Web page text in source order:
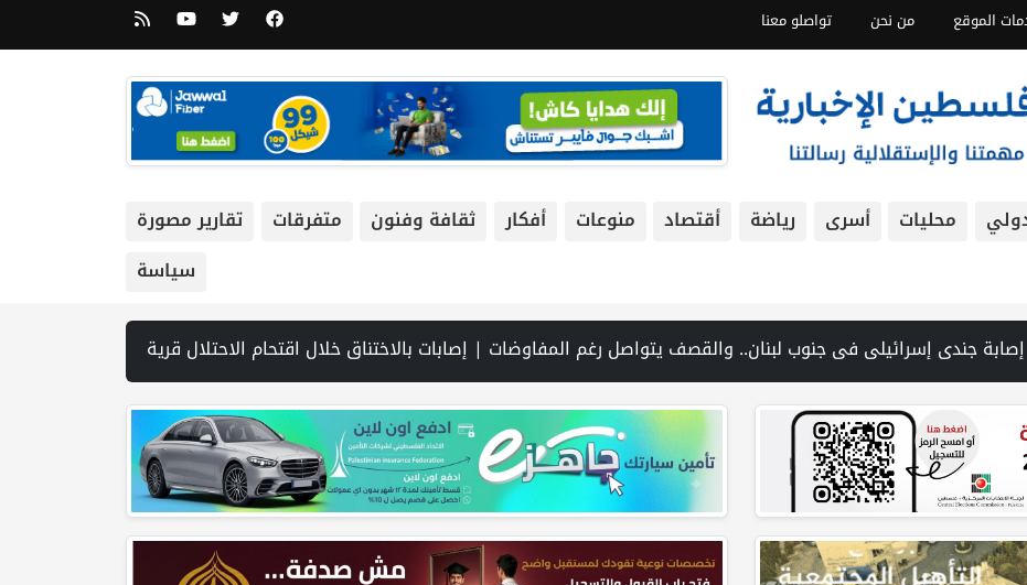
الموقع من نحن تواصلو معنا
محليات أسرى رياضة أقتصاد منوعات أفكار ثقافة وفنون متفرقات
تقارير مصورة
سياسة
المغير شمال شرق رام الله | منظمة التحرير: منظمة إسرائيلية توفر دعمًا للمستوطنين المتهمين بجرائم ضد الفلسطينيين | فانس: نضغط على إيران لفتح مضيق هرمز.. وطهران تتحدث عن مسار ملاحي مؤقت | مجلس الأمن يعقد الثلاثاء جلسة بشأن الضفة الغربية | مشاركون في